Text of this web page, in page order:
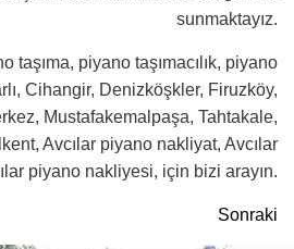
sunmaktayız.
taşıma, piyano taşımacılık, piyano
Cihangir, Denizköşkler, Firuzköy,
Mustafakemalpaşa, Tahtakale,
Avcılar piyano nakliyat, Avcılar
piyano nakliyesi, için bizi arayın.
Sonraki